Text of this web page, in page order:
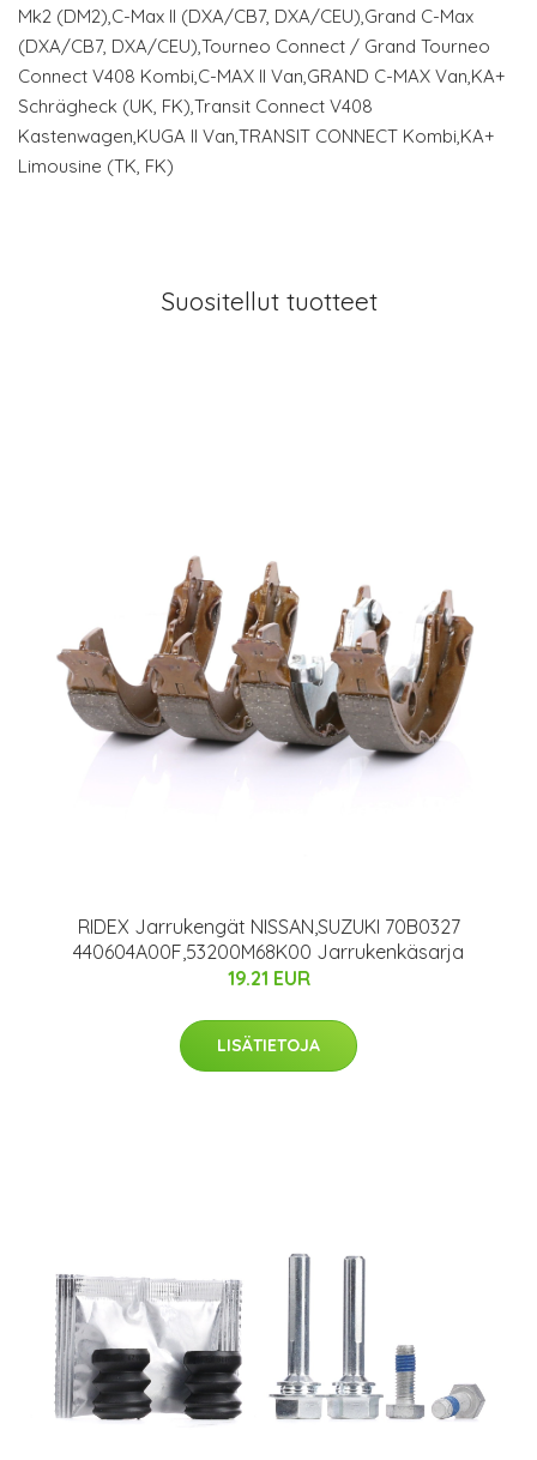
Mk2 (DM2),C-Max II (DXA/CB7, DXA/CEU),Grand C-Max
(DXA/CB7, DXA/CEU),Tourneo Connect / Grand Tourneo
Connect V408 Kombi,C-MAX II Van,GRAND C-MAX Van,KA+
Schrägheck (UK, FK),Transit Connect V408
Kastenwagen,KUGA II Van,TRANSIT CONNECT Kombi,KA+
Limousine (TK, FK)
Suositellut tuotteet
RIDEX Jarrukengät NISSAN,SUZUKI 70B0327
440604A00F,53200M68K00 Jarrukenkäsarja
19.21 EUR
LISÄTIETOJA